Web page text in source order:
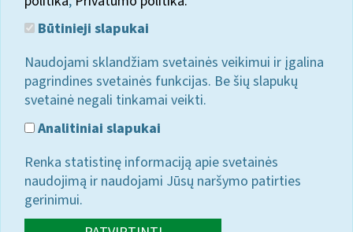
Būtinieji slapukai
Naudojami sklandžiam svetainės veikimui ir įgalina
pagrindines svetainės funkcijas. Be šių slapukų
svetainė negali tinkamai veikti.
Analitiniai slapukai
Renka statistinę informaciją apie svetainės
naudojimą ir naudojami Jūsų naršymo patirties
gerinimui.